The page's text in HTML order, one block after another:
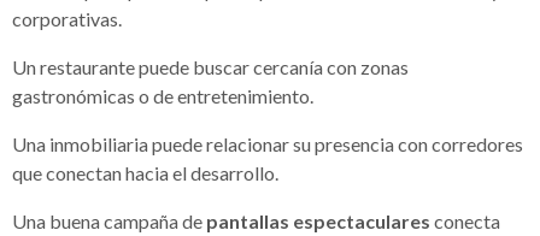
corporativas.
Un restaurante puede buscar cercanía con zonas
gastronómicas o de entretenimiento.
Una inmobiliaria puede relacionar su presencia con corredores
que conectan hacia el desarrollo.
Una buena campaña de pantallas espectaculares conecta